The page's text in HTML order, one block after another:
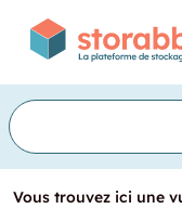
Vous trouvez ici une